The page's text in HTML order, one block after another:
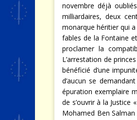
novembre déjà
milliardaires, deux
monarque héritier qui
fables de la Fontaine
proclamer la
L’arrestation de
bénéficié d’une
d’aucun se
épuration exemplaire
de s’ouvrir à la
Mohamed Ben